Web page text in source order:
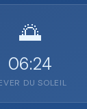
🌅
06:24
DU SOLEIL